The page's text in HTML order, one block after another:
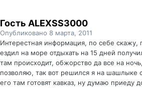
Гость ALEXSS3000
Опубликовано 8 марта, 2011
Интерестная информация, по себе
ездил на море отдыхать на 15 дней
там происходит, обжорство да все на
позволяю, так вот решился я на шашлыке
его там готовят кавказ, ну думаю приеду